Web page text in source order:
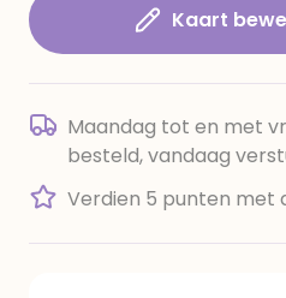
Kaart
Maandag tot en met
besteld, vandaag
Verdien 5 punten met